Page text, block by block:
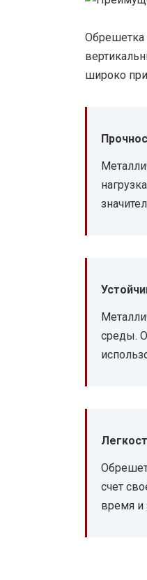
Обрешетка
широко
среды.
счет
время и